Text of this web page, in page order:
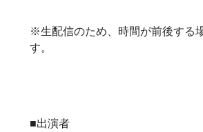
※生配信のため、時間が前後する
す。
■出演者